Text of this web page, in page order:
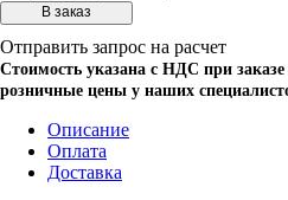
Отправить запрос на расчет
Стоимость указана с НДС при
розничные цены у наших
Описание
Оплата
Доставка